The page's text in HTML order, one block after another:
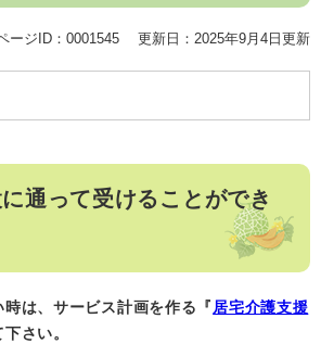
ージID：0001545 更新日：2025年9月4日更新
通って受けることができ
は、サービス計画を作る『居宅介護支援
さい。